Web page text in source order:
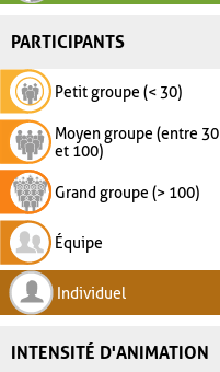
PARTICIPANTS
Petit groupe (< 30)
Moyen groupe (entre 30
et 100)
Grand groupe (> 100)
Équipe
Individuel
INTENSITÉ D'ANIMATION